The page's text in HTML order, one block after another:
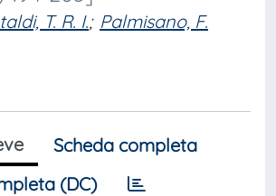
T. R. I.; Palmisano, F.
Scheda completa
(DC)